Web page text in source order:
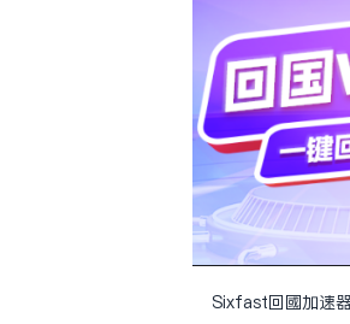
Sixfast回国加速器